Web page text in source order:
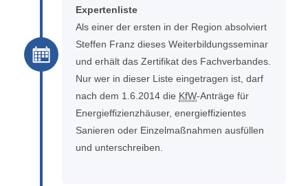
Expertenliste
Als einer der ersten in der Region absolviert
Steffen Franz dieses Weiterbildungsseminar
und erhält das Zertifikat des Fachverbandes.
Nur wer in dieser Liste eingetragen ist, darf
nach dem 1.6.2014 die KfW-Anträge für
Energieffizienzhäuser, energieffizientes
Sanieren oder Einzelmaßnahmen ausfüllen
und unterschreiben.